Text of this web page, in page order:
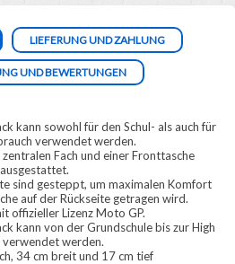
LIEFERUNG UND ZAHLUNG
UND BEWERTUNGEN
kann sowohl für den Schul- als auch für
verwendet werden.
Fach und einer Fronttasche
ausgestattet.
sind gesteppt, um maximalen Komfort
auf der Rückseite getragen wird.
offizieller Lizenz Moto GP.
kann von der Grundschule bis zur High
verwendet werden.
34 cm breit und 17 cm tief